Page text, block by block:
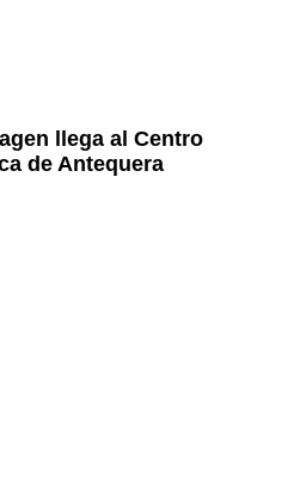
llega al Centro
de Antequera